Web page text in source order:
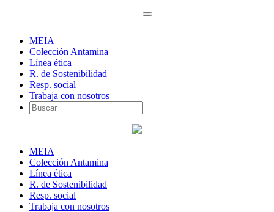
MEIA
Colección Antamina
Línea ética
R. de Sostenibilidad
Resp. social
Trabaja con nosotros
MEIA
Colección Antamina
Línea ética
R. de Sostenibilidad
Resp. social
Trabaja con nosotros